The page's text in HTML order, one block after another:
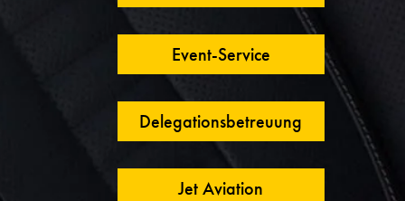
Event-Service
Delegationsbetreuung
Jet Aviation